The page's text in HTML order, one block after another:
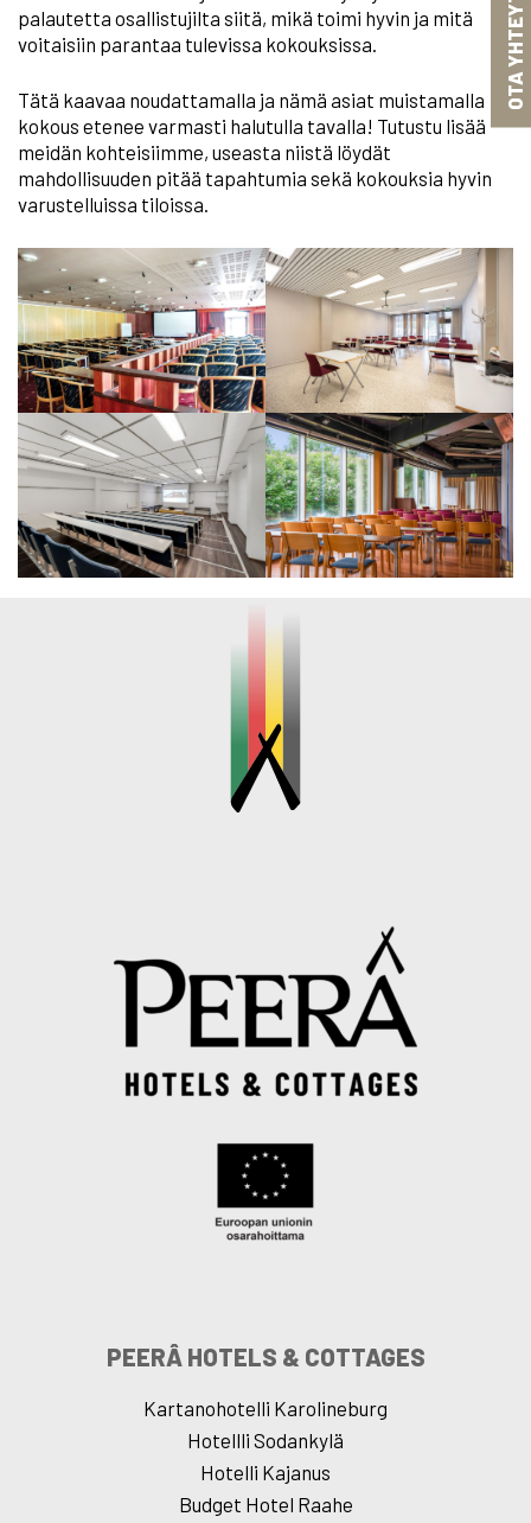
palautetta osallistujilta siitä, mikä toimi hyvin ja mitä
voitaisiin parantaa tulevissa kokouksissa.
Tätä kaavaa noudattamalla ja nämä asiat muistamalla
kokous etenee varmasti halutulla tavalla! Tutustu lisää
meidän kohteisiimme, useasta niistä löydät
mahdollisuuden pitää tapahtumia sekä kokouksia hyvin
varustelluissa tiloissa.
PEERÂ HOTELS & COTTAGES
Kartanohotelli Karolineburg
Hotellli Sodankylä
Hotelli Kajanus
Budget Hotel Raahe
OTA YHTEYTTÄ